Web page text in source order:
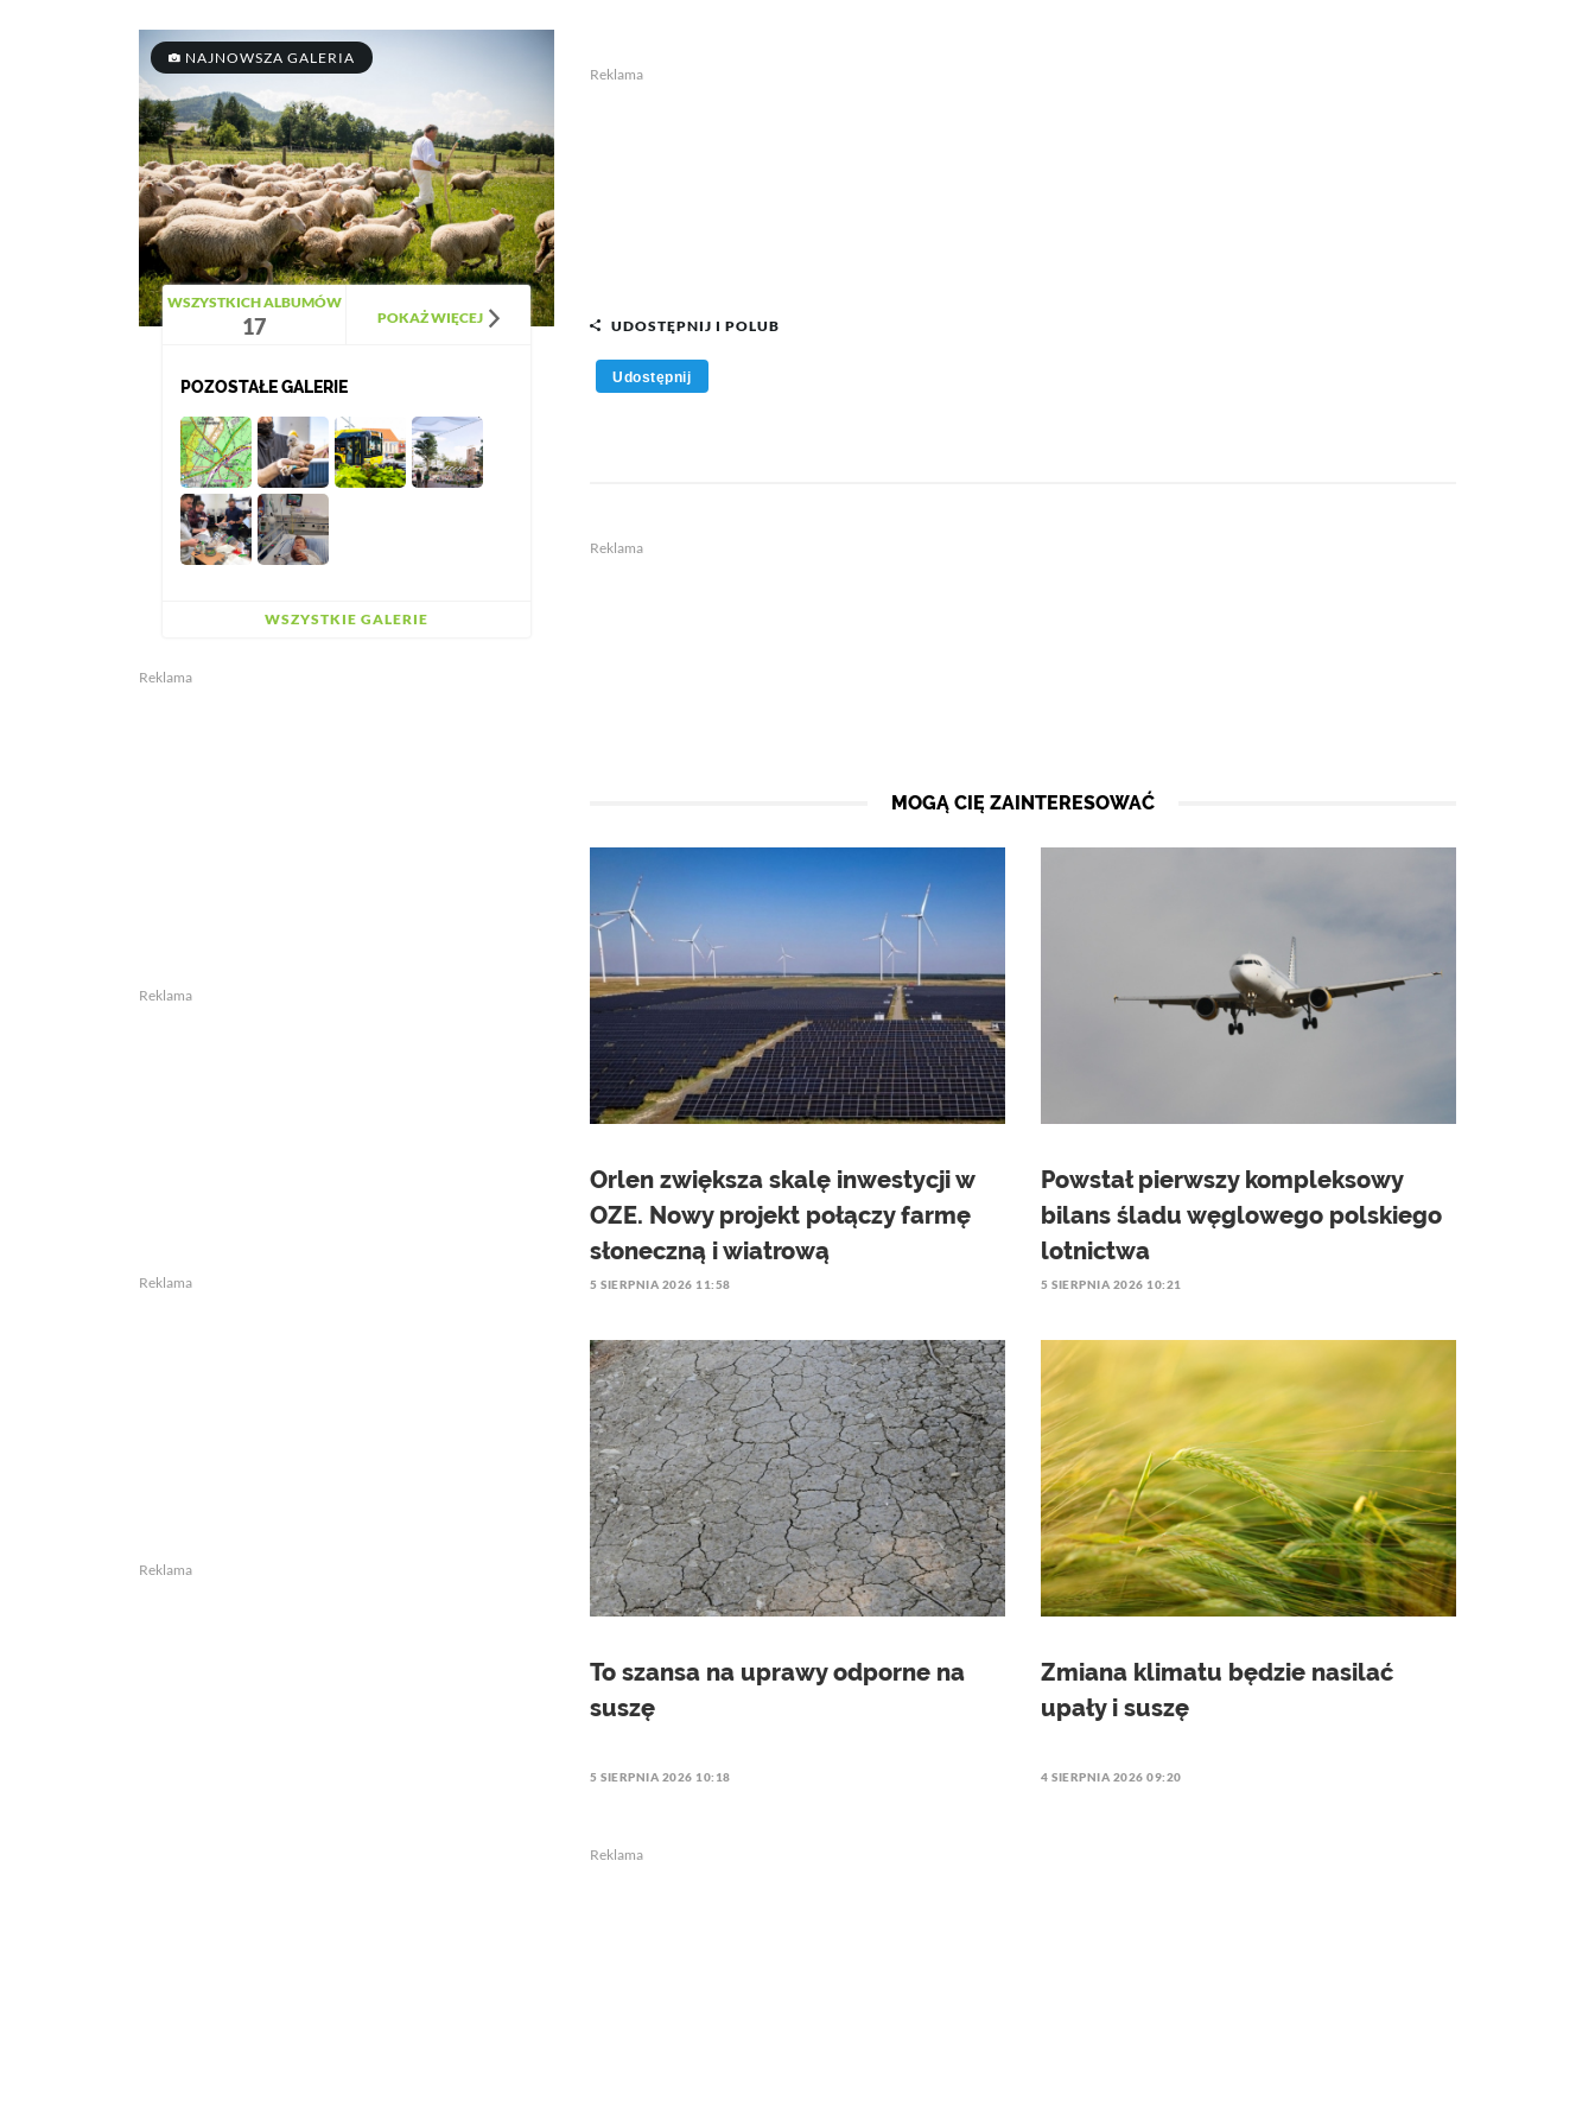
Reklama
UDOSTĘPNIJ I POLUB
Udostępnij
Reklama
MOGĄ CIĘ ZAINTERESOWAĆ
Orlen zwiększa skalę inwestycji w
OZE. Nowy projekt połączy farmę
słoneczną i wiatrową
5 SIERPNIA 2026 11:58
Powstał pierwszy kompleksowy
bilans śladu węglowego polskiego
lotnictwa
5 SIERPNIA 2026 10:21
To szansa na uprawy odporne na
suszę
5 SIERPNIA 2026 10:18
Zmiana klimatu będzie nasilać
upały i suszę
4 SIERPNIA 2026 09:20
Reklama
NAJNOWSZA GALERIA
WSZYSTKICH ALBUMÓW
17 POKAŻ WIĘCEJ
POZOSTAŁE GALERIE
WSZYSTKIE GALERIE
Reklama
Reklama
Reklama
Reklama